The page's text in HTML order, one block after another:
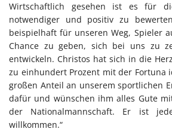
Wirtschaftlich gesehen ist es für
notwendiger und positiv zu
beispielhaft für unseren Weg, Spieler
Chance zu geben, sich bei uns zu
entwickeln. Christos hat sich in die
zu einhundert Prozent mit der Fortuna
großen Anteil an unserem sportlichen
dafür und wünschen ihm alles Gute
der Nationalmannschaft. Er ist
willkommen.“